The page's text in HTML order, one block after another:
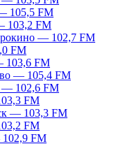
105,5 FM
103,2 FM
— 102,7 FM
FM
103,6 FM
— 105,4 FM
— 102,6 FM
FM
— 103,3 FM
FM
FM